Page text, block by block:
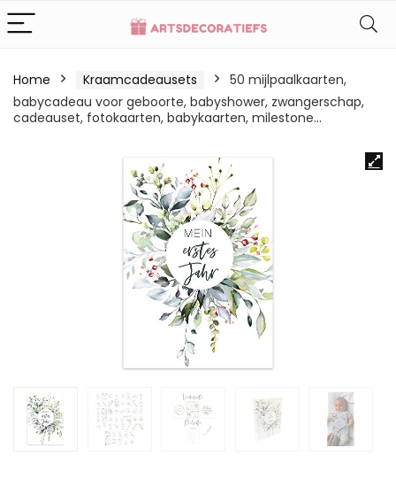
Home Kraamcadeausets
50 mijlpaalkaarten,
babycadeau voor geboorte, babyshower, zwangerschap,
cadeauset, fotokaarten, babykaarten, milestone…